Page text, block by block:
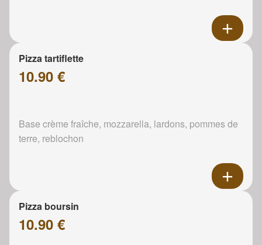
Pizza tartiflette
10.90 €
Base crème fraîche, mozzarella, lardons, pommes de
terre, reblochon
Pizza boursin
10.90 €